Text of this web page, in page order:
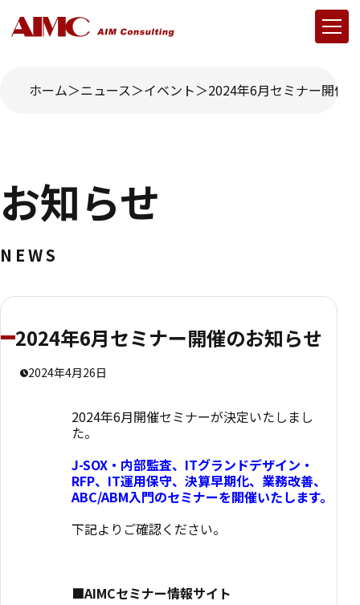
ホーム ニュース イベント 2024年6月セミナー開催
お知らせ
NEWS
2024年6月セミナー開催のお知らせ
2024年4月26日
2024年6月開催セミナーが決定いたしまし
た。
J-SOX・内部監査、ITグランドデザイン・
RFP、IT運用保守、決算早期化、業務改善、
ABC/ABM入門のセミナーを開催いたします。
下記よりご確認ください。
■AIMCセミナー情報サイト